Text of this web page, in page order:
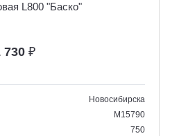
L800 "Баско"
730 ₽
Новосибирска
M15790
750